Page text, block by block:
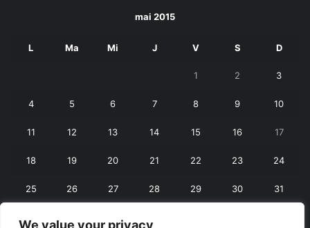
We value your privacy
mai 2015
L Ma Mi J V S D
1 2 3
4 5 6 7 8 9 10
11 12 13 14 15 16 17
18 19 20 21 22 23 24
25 26 27 28 29 30 31
« apr. iun. »